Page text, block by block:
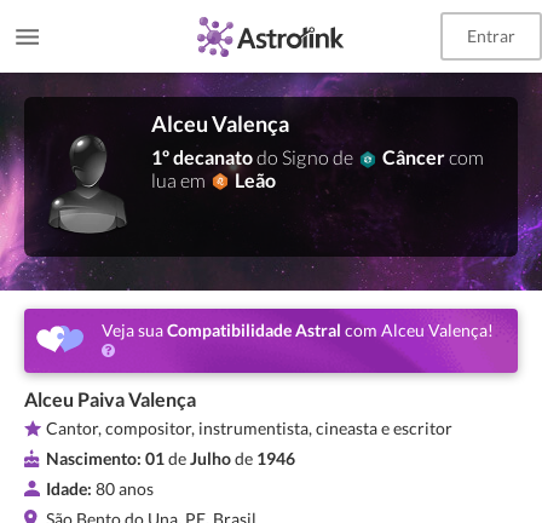
Entrar
Alceu Valença
1º decanatodo Signo de Câncercom
lua em
Leão
Veja suaCompatibilidade Astral com Alceu Valença!
Alceu Paiva Valença
Cantor, compositor, instrumentista, cineasta e escritor
Nascimento: 01deJulhode 1946
Idade: 80 anos
São Bento do Una, PE, Brasil